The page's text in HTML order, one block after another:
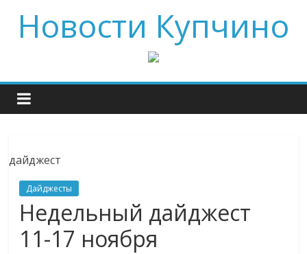
Новости Купчино
дайджест
Дайджесты
Недельный дайджест
11-17 ноября